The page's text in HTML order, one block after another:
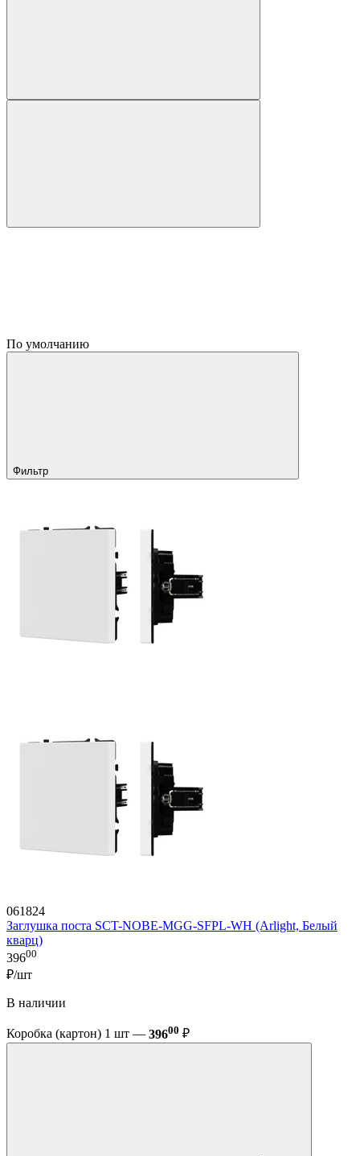
По умолчанию
Фильтр
061824
Заглушка поста SCT-NOBE-MGG-SFPL-WH (Arlight, Белый
кварц)
39600
₽/шт
В наличии
Коробка (картон) 1 шт — 39600 ₽